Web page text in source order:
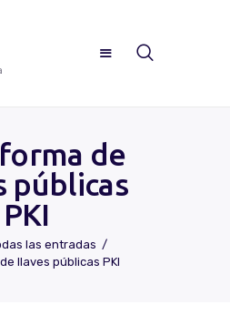
de
públicas
PKI
las entradas
llaves públicas PKI
SIGNER
Netco Signer
Tu Firma